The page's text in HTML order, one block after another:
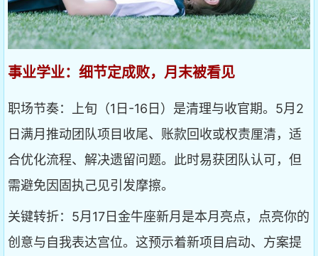
事业学业：细节定成败，月末被看见
职场节奏：上旬（1日-16日）是清理与收官期。5月2
日满月推动团队项目收尾、账款回收或权责厘清，适
合优化流程、解决遗留问题。此时易获团队认可，但
需避免因固执己见引发摩擦。
关键转折：5月17日金牛座新月是本月亮点，点亮你的
创意与自我表达宫位。这预示着新项目启动、方案提